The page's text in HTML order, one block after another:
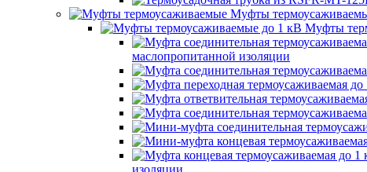
Муфты
Муфты
маслопропитанной изоляции
изоляции